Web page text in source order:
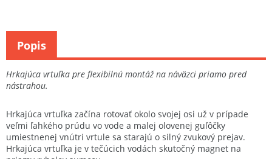
Hrkajúca vrtuľka pre flexibilnú montáž na náväzci priamo pred
nástrahou.
Hrkajúca vrtuľka začína rotovať okolo svojej osi už v prípade
veľmi ľahkého prúdu vo vode a malej olovenej guľôčky
umiestnenej vnútri vrtule sa starajú o silný zvukový prejav.
Hrkajúca vrtuľka je v tečúcich vodách skutočný magnet na
Popis